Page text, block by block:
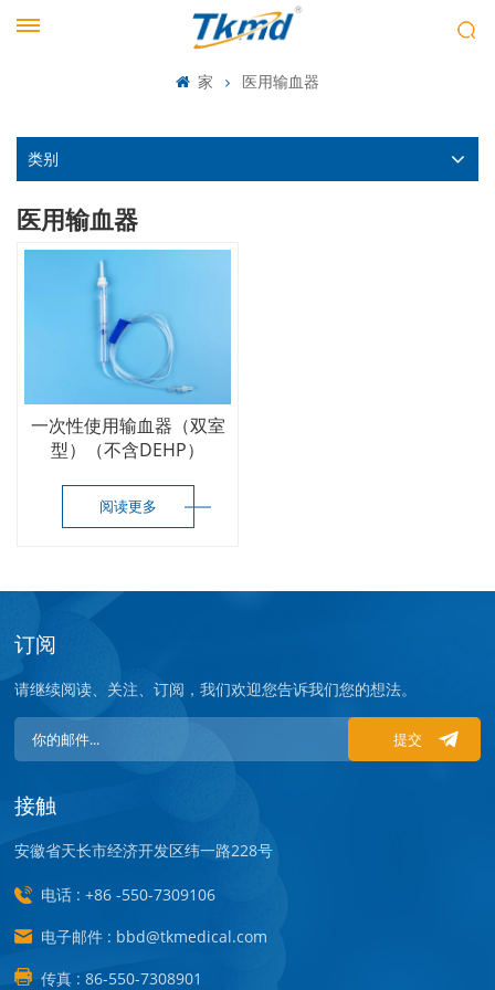
家 医用输血器
类别
医用输血器
一次性使用输血器（双室
型）（不含DEHP）
阅读更多
订阅
请继续阅读、关注、订阅，我们欢迎您告诉我们您的想法。
提交
接触
安徽省天长市经济开发区纬一路228号
电话 : +86 -550-7309106
电子邮件 : bbd@tkmedical.com
传真 : 86-550-7308901